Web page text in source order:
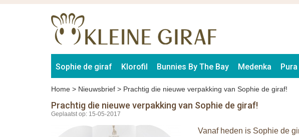
Sophie de giraf Klorofil Bunnies By The Bay Medenka Pura
Home > Nieuwsbrief > Prachtig die nieuwe verpakking van Sophie de giraf!
Prachtig die nieuwe verpakking van Sophie de giraf!
Geplaatst op: 15-05-2017
Vanaf heden is Sophie de